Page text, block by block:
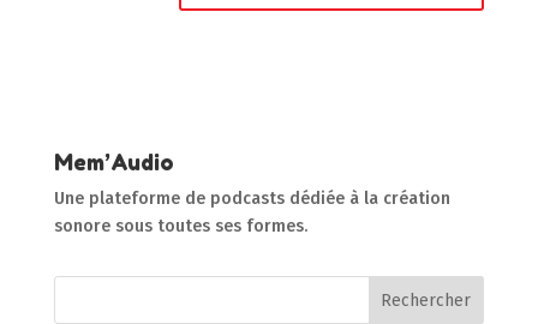
Mem’Audio
Une plateforme de podcasts dédiée à la création
sonore sous toutes ses formes.